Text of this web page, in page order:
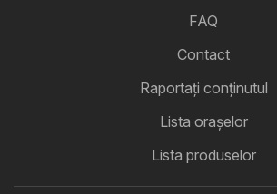
FAQ
Contact
Raportați conținutul
Lista oraşelor
Lista produselor